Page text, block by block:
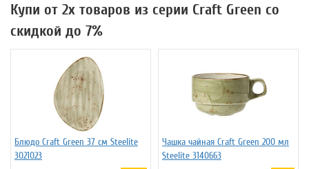
Купи от 2х товаров из серии Craft Green со
скидкой до 7%
Блюдо Craft Green 37 см Steelite
3021023
Чашка чайная Craft Green 200 мл
Steelite 3140663